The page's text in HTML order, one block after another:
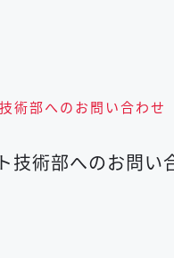
術部へのお問い合わせ
技術部へのお問い